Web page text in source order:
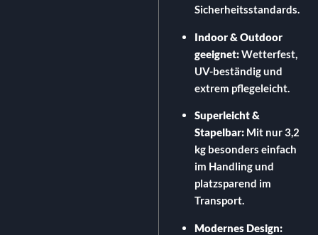
Sicherheitsstandards.
Indoor & Outdoor
geeignet:Wetterfest,
UV-beständig und
extrem pflegeleicht.
Superleicht &
Stapelbar: Mit nur 3,2
kg besonders einfach
im Handling und
platzsparend im
Transport.
Modernes Design: